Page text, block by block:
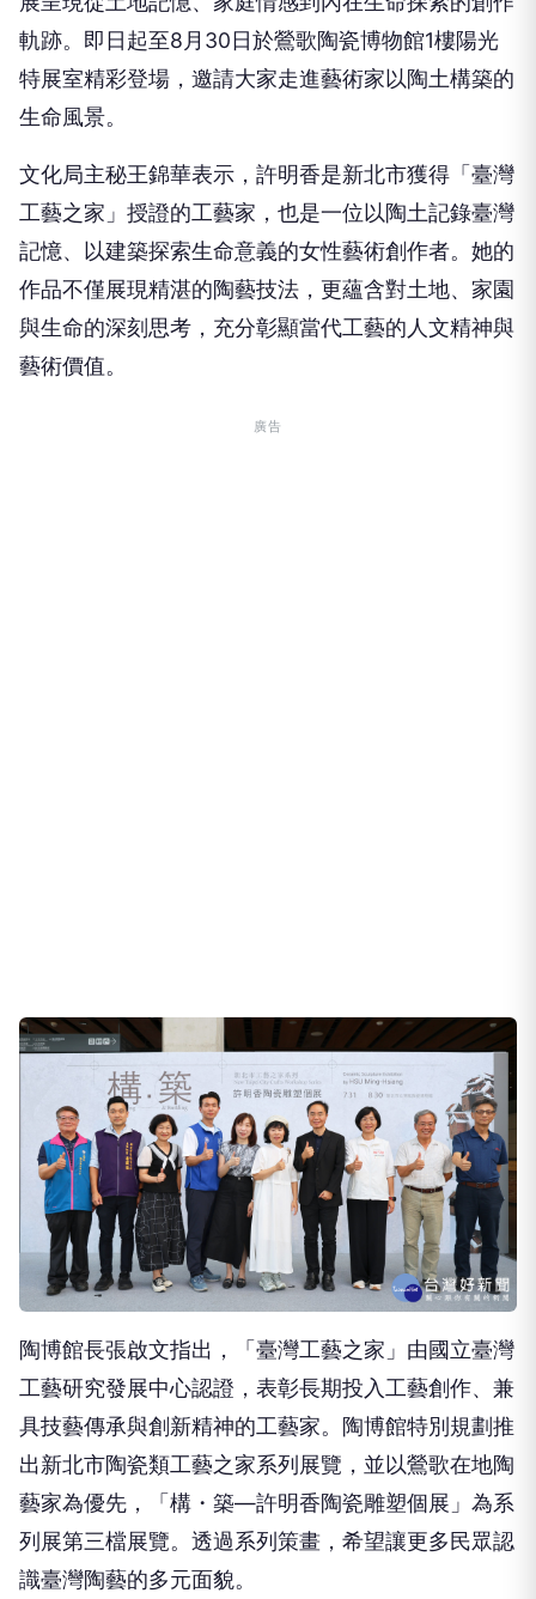
軌跡。即日起至8月30日於鶯歌陶瓷博物館1樓陽光
特展室精彩登場，邀請大家走進藝術家以陶土構築的
生命風景。
文化局主秘王錦華表示，許明香是新北市獲得「臺灣
工藝之家」授證的工藝家，也是一位以陶土記錄臺灣
記憶、以建築探索生命意義的女性藝術創作者。她的
作品不僅展現精湛的陶藝技法，更蘊含對土地、家園
與生命的深刻思考，充分彰顯當代工藝的人文精神與
藝術價值。
廣告
陶博館長張啟文指出，「臺灣工藝之家」由國立臺灣
工藝研究發展中心認證，表彰長期投入工藝創作、兼
具技藝傳承與創新精神的工藝家。陶博館特別規劃推
出新北市陶瓷類工藝之家系列展覽，並以鶯歌在地陶
藝家為優先，「構・築—許明香陶瓷雕塑個展」為系
列展第三檔展覽。透過系列策畫，希望讓更多民眾認
識臺灣陶藝的多元面貌。